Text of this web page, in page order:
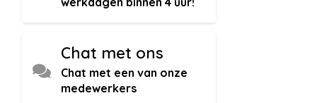
Chat met ons
Chat met een van onze
medewerkers